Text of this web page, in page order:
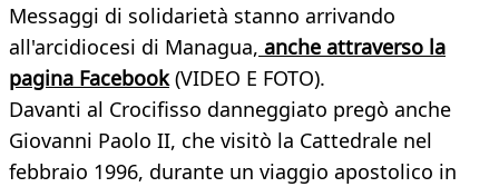
Messaggi di solidarietà stanno arrivando
all'arcidiocesi di Managua, anche attraverso la
pagina Facebook(VIDEO E FOTO).
Davanti al Crocifisso danneggiato pregò anche
Giovanni Paolo II, che visitò la Cattedrale nel
febbraio 1996, durante un viaggio apostolico in